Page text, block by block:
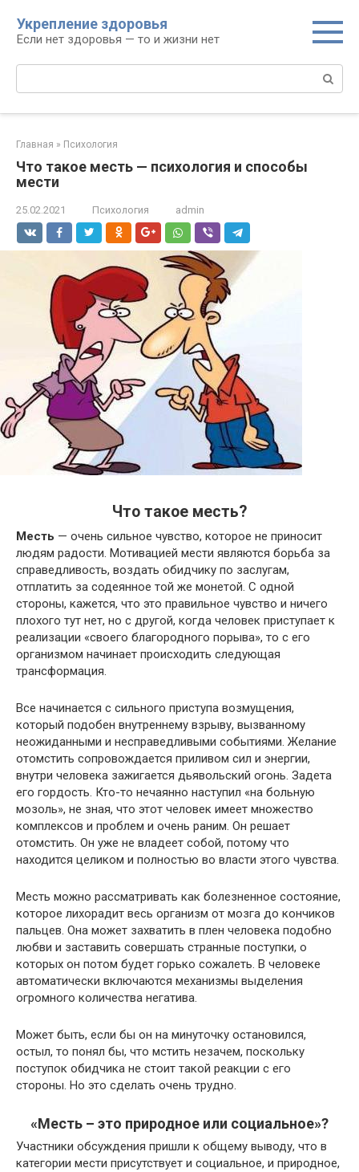
контенту
Укрепление здоровья
Если нет здоровья — то и жизни нет
Поиск:
Главная » Психология
Что такое месть — психология и способы
мести
25.02.2021 Психология admin
Что такое месть?
Месть — очень сильное чувство, которое не приносит
людям радости. Мотивацией мести являются борьба за
справедливость, воздать обидчику по заслугам,
отплатить за содеянное той же монетой. С одной
стороны, кажется, что это правильное чувство и ничего
плохого тут нет, но с другой, когда человек приступает к
реализации «своего благородного порыва», то с его
организмом начинает происходить следующая
трансформация.
Все начинается с сильного приступа возмущения,
который подобен внутреннему взрыву, вызванному
неожиданными и несправедливыми событиями. Желание
отомстить сопровождается приливом сил и энергии,
внутри человека зажигается дьявольский огонь. Задета
его гордость. Кто-то нечаянно наступил «на больную
мозоль», не зная, что этот человек имеет множество
комплексов и проблем и очень раним. Он решает
отомстить. Он уже не владеет собой, потому что
находится целиком и полностью во власти этого чувства.
Месть можно рассматривать как болезненное состояние,
которое лихорадит весь организм от мозга до кончиков
пальцев. Она может захватить в плен человека подобно
любви и заставить совершать странные поступки, о
которых он потом будет горько сожалеть. В человеке
автоматически включаются механизмы выделения
огромного количества негатива.
Может быть, если бы он на минуточку остановился,
остыл, то понял бы, что мстить незачем, поскольку
поступок обидчика не стоит такой реакции с его
стороны. Но это сделать очень трудно.
«Месть – это природное или социальное»?
Участники обсуждения пришли к общему выводу, что в
категории мести присутствует и социальное, и природное,